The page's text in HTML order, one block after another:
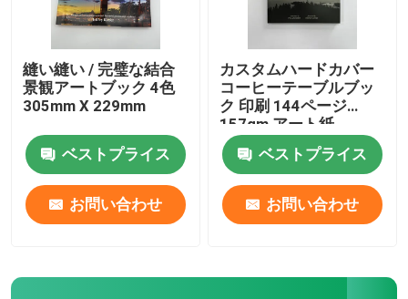
縫い縫い / 完璧な結合
景観アートブック 4色
305mm X 229mm
ベストプライス
お問い合わせ
カスタムハードカバー
コーヒーテーブルブッ
ク 印刷 144ページ
157gm アート紙
ベストプライス
お問い合わせ